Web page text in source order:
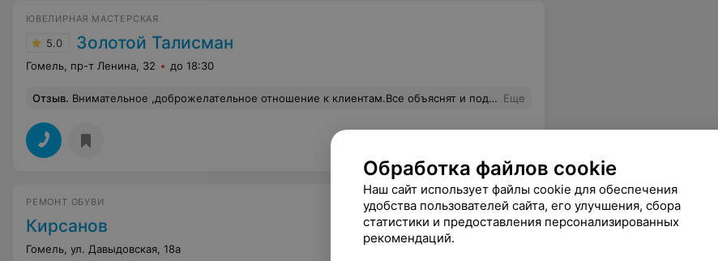
ЮВЕЛИРНАЯ МАСТЕРСКАЯ
5.0 Золотой Талисман
Гомель, пр-т Ленина, 32 до 18:30
Отзыв. Внимательное ,доброжелательное отношение к клиентам.Все объяснят и подскажут. Быстрое и качественное выполнение работ. Приемлемые цены! Еще
РЕМОНТ ОБУВИ
Кирсанов
Гомель, ул. Давыдовская, 18а
Обработка файлов cookie
Наш сайт использует файлы cookie для обеспечения
удобства пользователей сайта, его улучшения, сбора
статистики и предоставления персонализированных
рекомендаций.